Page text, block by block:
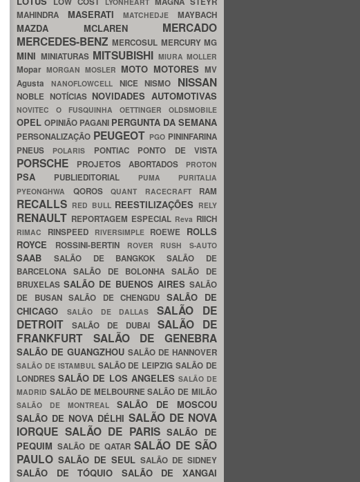
MAHINDRA MASERATIMATCHEDJEMAYBACH
MAZDA MCLAREN MERCADO
MERCEDES-BENZMERCOSUL MERCURYMG
MINI MINIATURAS MITSUBISHI MIURA MOLLER
Mopar MORGAN MOSLER MOTO MOTORES MV
Agusta NANOFLOWCELL NICENISMO NISSAN
NOBLE NOTÍCIAS NOVIDADES AUTOMOTIVAS
NOVITEC O FUSQUINHA OETTINGER OLDSMOBILE
OPEL OPINIÃO PAGANI PERGUNTA DA SEMANA
PERSONALIZAÇÃO PEUGEOT PGO PININFARINA
PNEUS
POLARIS PONTIAC PONTO DE VISTA
PORSCHE PROJETOS ABORTADOS PROTON
PSA PUBLIEDITORIAL PUMA PURITALIA
PYEONGHWA QOROS QUANT RACECRAFT RAM
RECALLS RED BULL REESTILIZAÇÕES RELY
RENAULT REPORTAGEM ESPECIAL Reva RIICH
RIMAC RINSPEED RIVERSIMPLE ROEWE ROLLS
ROYCE
ROSSINI-BERTIN ROVER RUSH S-AUTO
SAAB SALÃO DE BANGKOKSALÃO DE
BARCELONA SALÃO DE BOLONHASALÃO DE
BRUXELAS SALÃO DE BUENOS AIRES SALÃO
DE BUSAN SALÃO DE CHENGDU SALÃO DE
CHICAGO
SALÃO DE DALLASSALÃO DE
DETROIT
SALÃO DE DUBAI SALÃO DE
FRANKFURT SALÃO DE GENEBRA
SALÃO DE GUANGZHOU SALÃO DE HANNOVER
SALÃO DE ISTAMBUL SALÃO DE LEIPZIGSALÃO DE
LONDRESSALÃO DE LOS ANGELES SALÃO DE
MADRID SALÃO DE MELBOURNESALÃO DE MILÃO
SALÃO DE MONTREAL SALÃO DE MOSCOU
SALÃO DE NOVA DÉLHI SALÃO DE NOVA
IORQUE SALÃO DE PARISSALÃO DE
PEQUIM SALÃO DE QATARSALÃO DE SÃO
PAULO SALÃO DE SEUL SALÃO DE SIDNEY
SALÃO DE TÓQUIO SALÃO DE XANGAI